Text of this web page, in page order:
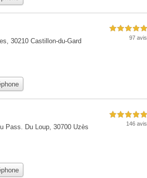
30210 Castillon-du-Gard
5,0 étoiles sur 5
97 avis
Pass. Du Loup, 30700 Uzès
5,0 étoiles sur 5
146 avis